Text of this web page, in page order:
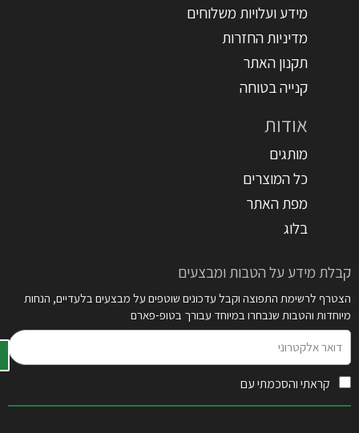
מידע ועלויות משלוחים
מדיניות החזרות
תקנון האתר
קנייה בטוחה
אודות
מותגים
כל המוצרים
מפת האתר
בלוג
קבלת מידע על הטבות ומבצעים
הצטרף לרשימת התפוצה וקבל עדכונים שוטפים על מבצעים בלעדיים, הנחות
מיוחדות והטבות שנבחרו במיוחד עבורך בטופ-פארם
אלקטרוני
קראתי והסכמתי עם